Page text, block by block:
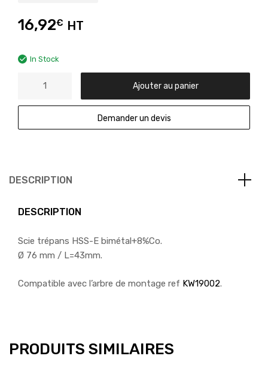
16,92€ HT
In Stock
Ajouter au panier
Demander un devis
DESCRIPTION
DESCRIPTION
Scie trépans HSS-E bimétal+8%Co.
Ø 76 mm / L=43mm.
Compatible avec l’arbre de montage ref KW19002.
PRODUITS SIMILAIRES